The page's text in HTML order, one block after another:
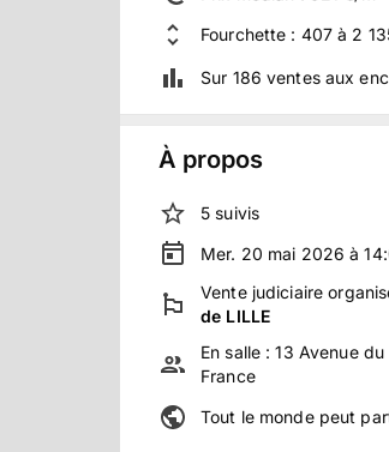
Fourchette : 407 à 2
Sur 186 ventes aux
À propos
5 suivis
Mer. 20 mai 2026 à
Vente judiciaire
de LILLE
En salle :13 Avenue
France
Tout le monde peut